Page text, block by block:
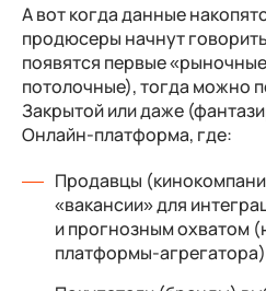
А вот когда данные
продюсеры начнут
появятся первые
потолочные), тогда можно
Закрытой или даже
Онлайн-платформа, где:
Продавцы
«вакансии» для
и прогнозным охватом
платформы-